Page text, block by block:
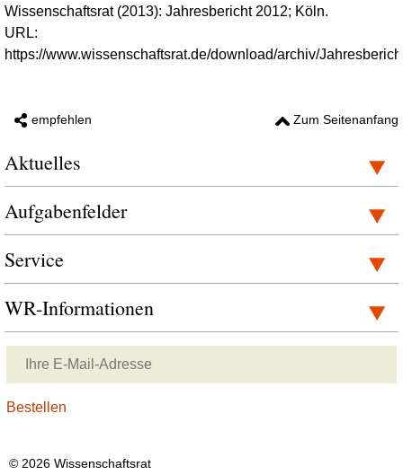
Wissenschaftsrat (2013): Jahresbericht 2012; Köln.
URL:
https://www.wissenschaftsrat.de/download/archiv/
empfehlen Zum Seitenanfang
Aktuelles
Aufgabenfelder
Service
WR-Informationen
© 2026 Wissenschaftsrat